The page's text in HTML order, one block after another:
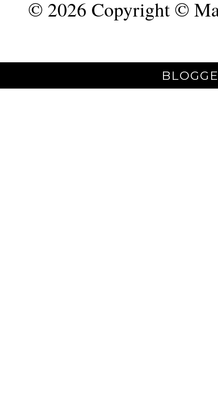
© 2026 Copyright ©